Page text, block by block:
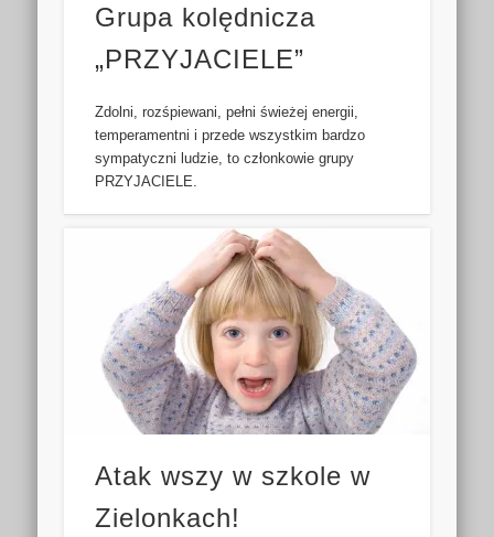
Grupa kolędnicza
„PRZYJACIELE”
Zdolni, rozśpiewani, pełni świeżej energii,
temperamentni i przede wszystkim bardzo
sympatyczni ludzie, to członkowie grupy
PRZYJACIELE.
Atak wszy w szkole w
Zielonkach!